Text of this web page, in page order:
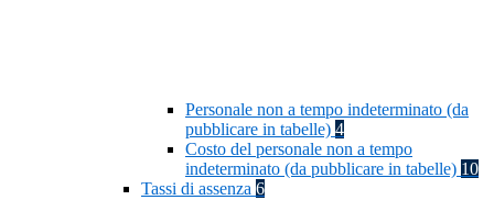
Personale non a tempo indeterminato (da
pubblicare in tabelle) 4
Costo del personale non a tempo
indeterminato (da pubblicare in tabelle) 10
Tassi di assenza 6